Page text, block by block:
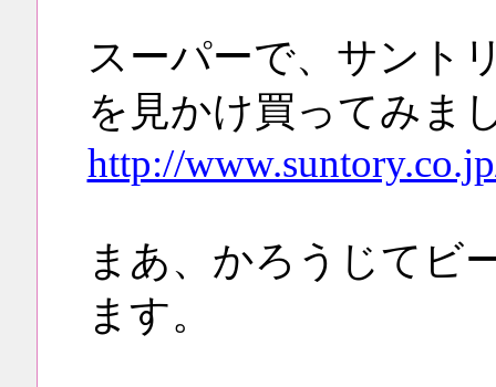
スーパーで、サント
を見かけ買ってみま
http://
まあ、かろうじてビ
ます。